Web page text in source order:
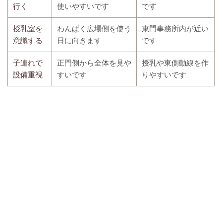
行く
使いやすいです
です
授乳室を
意識する
わんぱく広場側を使う
日に向きます
東門事務所内が近い
です
子連れで
設備重視
正門側から全体を見や
すいです
授乳や東側動線を作
りやすいです